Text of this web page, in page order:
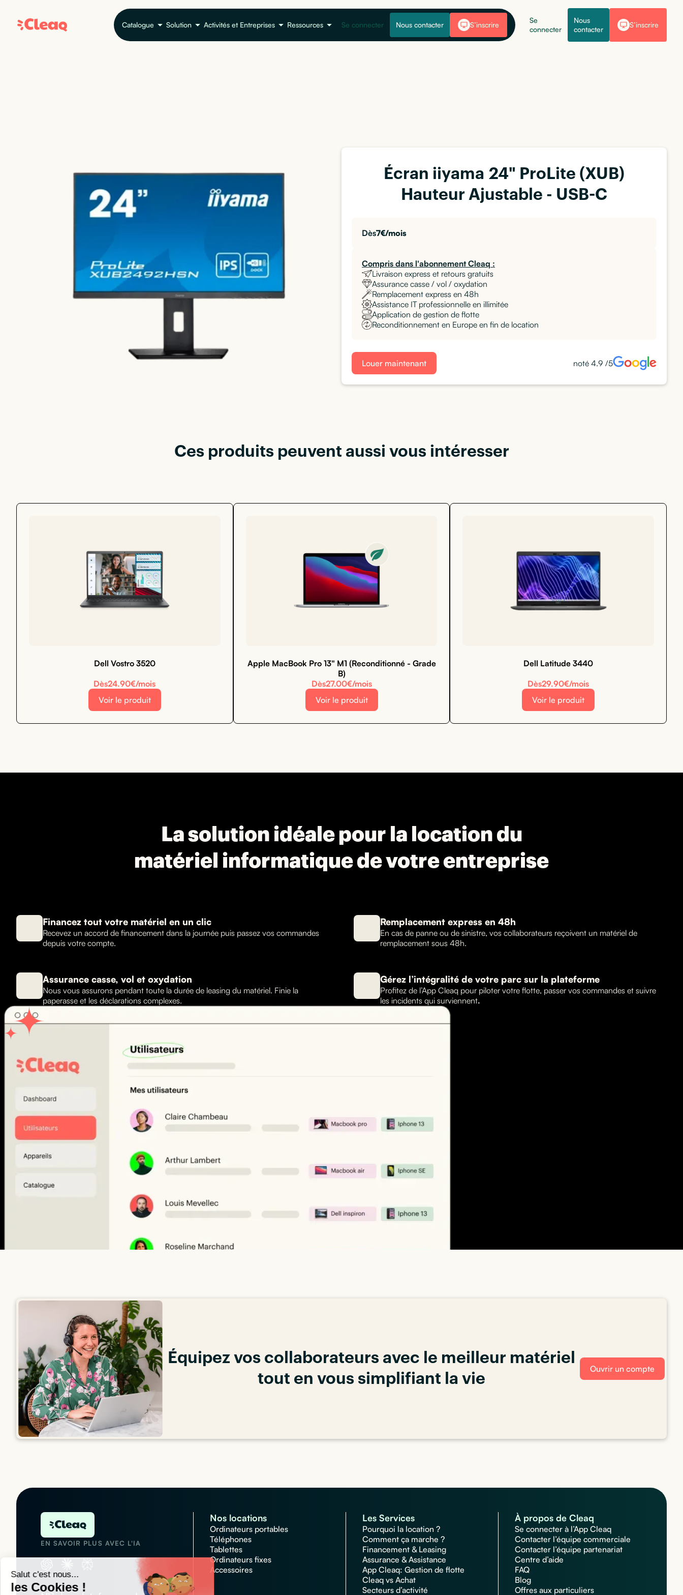
Salut c'est nous...
les Cookies !
Catalogue Solution Activités et Entreprises Ressources Se connecter Nous contacter S’inscrire
Se
connecter
Nous
contacter
S’inscrire
Écran iiyama 24" ProLite (XUB)
Hauteur Ajustable - USB-C
Dès7€/mois
Compris dans l'abonnement Cleaq :
Livraison express et retours gratuits
Assurance casse / vol / oxydation
Remplacement express en 48h
Assistance IT professionnelle en illimitée
Application de gestion de flotte
Reconditionnement en Europe en fin de location
Louer maintenant noté 4.9 /5
Ces produits peuvent aussi vous intéresser
Dell Vostro 3520
Dès24.90€/mois
Voir le produit
Apple MacBook Pro 13" M1 (Reconditionné - Grade
B)
Dès27.00€/mois
Voir le produit
Dell Latitude 3440
Dès29.90€/mois
Voir le produit
La solution idéale pour la location du
matériel informatique de votre entreprise
Financez tout votre matériel en un clic
Recevez un accord de financement dans la journée puis passez vos commandes
depuis votre compte.
Remplacement express en 48h
En cas de panne ou de sinistre, vos collaborateurs reçoivent un matériel de
remplacement sous 48h.
Assurance casse, vol et oxydation
Nous vous assurons pendant toute la durée de leasing du matériel. Finie la
paperasse et les déclarations complexes.
Gérez l’intégralité de votre parc sur la plateforme
Profitez de l’App Cleaq pour piloter votre flotte, passer vos commandes et suivre
les incidents qui surviennent.
Équipez vos collaborateurs avec le meilleur matériel
tout en vous simplifiant la vie
Ouvrir un compte
EN SAVOIR PLUS AVEC L'IA
Nos locations
Ordinateurs portables
Téléphones
Tablettes
Ordinateurs fixes
Accessoires
Les Services
Pourquoi la location ?
Comment ça marche ?
Financement & Leasing
Assurance & Assistance
App Cleaq: Gestion de flotte
Cleaq vs Achat
Secteurs d’activité
À propos de Cleaq
Se connecter à l’App Cleaq
Contacter l’équipe commerciale
Contacter l’équipe partenariat
Centre d’aide
FAQ
Blog
Offres aux particuliers